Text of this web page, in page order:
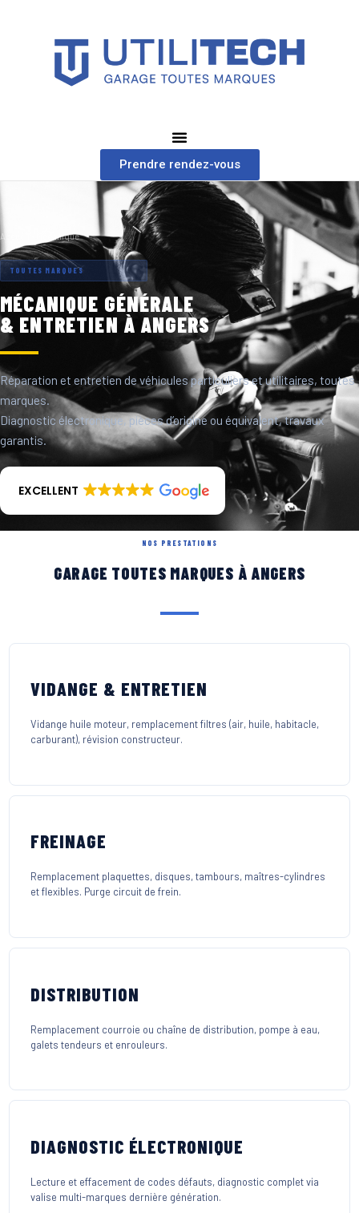
Prendre rendez-vous
Accueil › Mécanique
TOUTES MARQUES
MÉCANIQUE GÉNÉRALE
& ENTRETIEN À ANGERS
Réparation et entretien de véhicules particuliers et utilitaires, toutes
marques.
Diagnostic électronique, pièces d’origine ou équivalent, travaux
garantis.
EXCELLENT
NOS PRESTATIONS
GARAGE TOUTES MARQUES À ANGERS
VIDANGE & ENTRETIEN
Vidange huile moteur, remplacement filtres (air, huile, habitacle,
carburant), révision constructeur.
FREINAGE
Remplacement plaquettes, disques, tambours, maîtres-cylindres
et flexibles. Purge circuit de frein.
DISTRIBUTION
Remplacement courroie ou chaîne de distribution, pompe à eau,
galets tendeurs et enrouleurs.
DIAGNOSTIC ÉLECTRONIQUE
Lecture et effacement de codes défauts, diagnostic complet via
valise multi-marques dernière génération.